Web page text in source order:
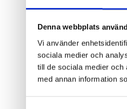
Denna webbplats
Vi använder
sociala medier och
till de sociala medier
med annan information